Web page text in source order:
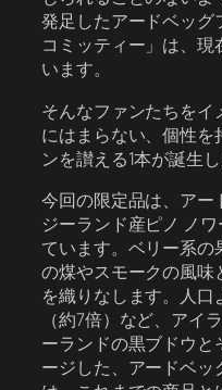
発足したアードベッ
コミッティー」は、現
います。
そんなファンたちを
にはまらない、個性
ンを讃える1本が誕生し
今回の限定品は、ア
ジーランド産ピノ ノ
ています。ベリー系
の煤やスモークの風
を織りなします。人
（約7倍）など、アイ
ーランドの黒ブドウと
ージした、アードベ